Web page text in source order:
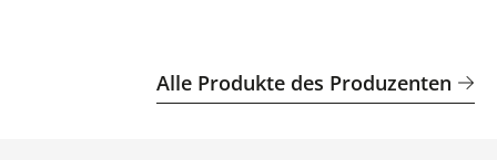
Alle Produkte des Produzenten